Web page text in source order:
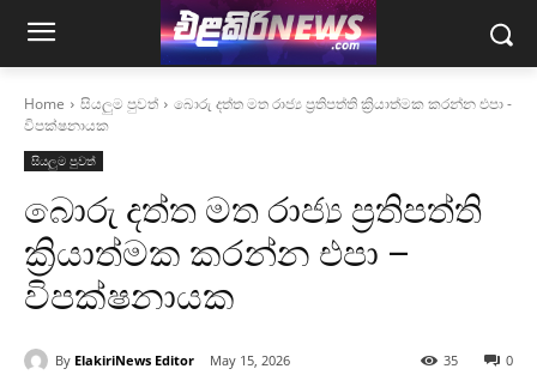
Home සියලුම පුවත්
බොරු දත්ත මත රාජ්‍ය ප්‍රතිපත්ති ක්‍රියාත්මක කරන්න එපා -
විපක්ෂනායක
සියලුම පුවත්
බොරු දත්ත මත රාජ්‍ය ප්‍රතිපත්ති
ක්‍රියාත්මක කරන්න එපා –
විපක්ෂනායක
By ElakiriNews Editor May 15, 2026 0
35